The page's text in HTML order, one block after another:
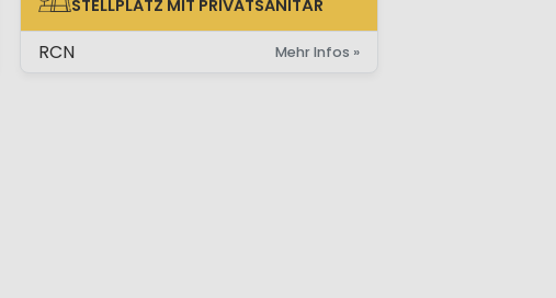
STELLPLATZ MIT PRIVATSANITÄR
STELLPLATZ MIT PRIVATSANITÄR
RCN Mehr Infos »